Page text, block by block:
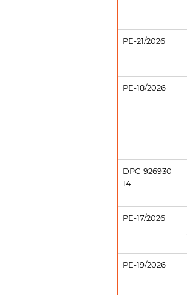
PE-21/2026
PE-18/2026
DPC-926930-
14
PE-17/2026
PE-19/2026